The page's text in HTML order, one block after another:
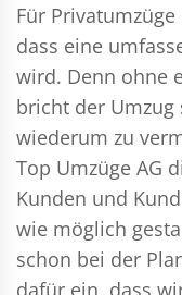
Für
dass eine
wird. Denn ohne
bricht der Umzug
wiederum zu
Top Umzüge AG
Kunden und
wie möglich
schon bei der
dafür ein, dass